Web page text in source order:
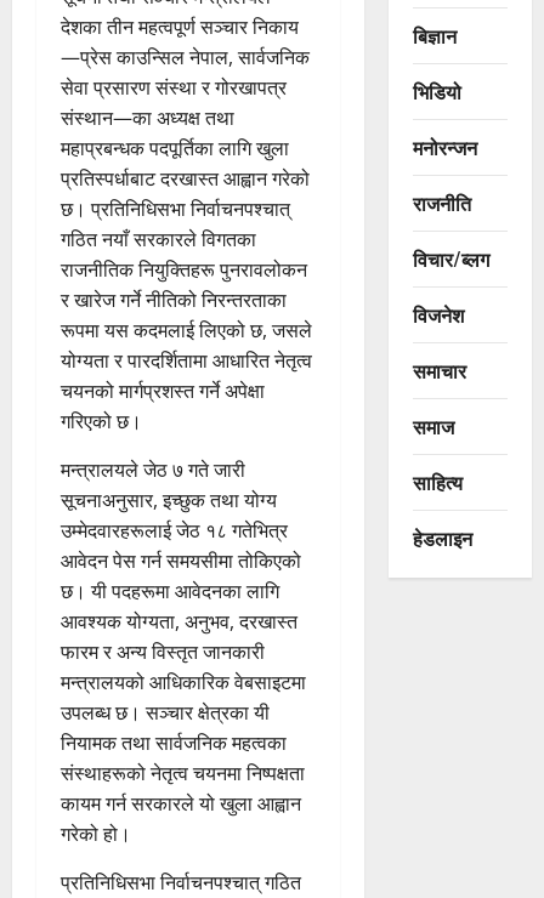
देशका तीन महत्वपूर्ण सञ्चार निकाय
—प्रेस काउन्सिल नेपाल, सार्वजनिक
सेवा प्रसारण संस्था र गोरखापत्र
संस्थान—का अध्यक्ष तथा
महाप्रबन्धक पदपूर्तिका लागि खुला
प्रतिस्पर्धाबाट दरखास्त आह्वान गरेको
छ। प्रतिनिधिसभा निर्वाचनपश्चात्
गठित नयाँ सरकारले विगतका
राजनीतिक नियुक्तिहरू पुनरावलोकन
र खारेज गर्ने नीतिको निरन्तरताका
रूपमा यस कदमलाई लिएको छ, जसले
योग्यता र पारदर्शितामा आधारित नेतृत्व
चयनको मार्गप्रशस्त गर्ने अपेक्षा
गरिएको छ।
मन्त्रालयले जेठ ७ गते जारी
सूचनाअनुसार, इच्छुक तथा योग्य
उम्मेदवारहरूलाई जेठ १८ गतेभित्र
आवेदन पेस गर्न समयसीमा तोकिएको
छ। यी पदहरूमा आवेदनका लागि
आवश्यक योग्यता, अनुभव, दरखास्त
फारम र अन्य विस्तृत जानकारी
मन्त्रालयको आधिकारिक वेबसाइटमा
उपलब्ध छ। सञ्चार क्षेत्रका यी
नियामक तथा सार्वजनिक महत्वका
संस्थाहरूको नेतृत्व चयनमा निष्पक्षता
कायम गर्न सरकारले यो खुला आह्वान
गरेको हो।
प्रतिनिधिसभा निर्वाचनपश्चात् गठित
बिज्ञान
भिडियो
मनोरन्जन
राजनीति
विचार/ब्लग
विजनेश
समाचार
समाज
साहित्य
हेडलाइन